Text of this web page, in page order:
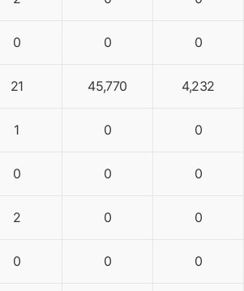
0 0 0
21 45,770 4,232
1 0 0
0 0 0
2 0 0
0 0 0